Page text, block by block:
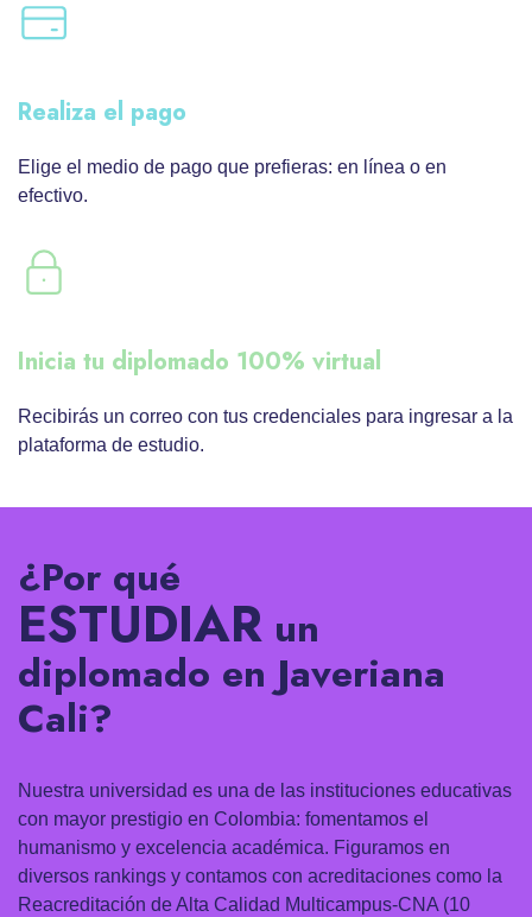
Realiza el pago
Elige el medio de pago que prefieras: en línea o en
efectivo.
Inicia tu diplomado 100% virtual
Recibirás un correo con tus credenciales para ingresar a la
plataforma de estudio.
¿Por qué
ESTUDIAR un
diplomado en Javeriana
Cali?
Nuestra universidad es una de las instituciones educativas
con mayor prestigio en Colombia: fomentamos el
humanismo y excelencia académica. Figuramos en
diversos rankings y contamos con acreditaciones como la
Reacreditación de Alta Calidad Multicampus-CNA (10